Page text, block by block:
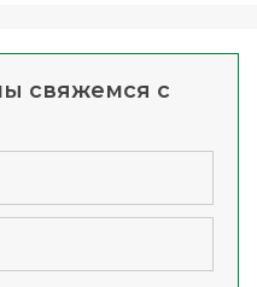
свяжемся с